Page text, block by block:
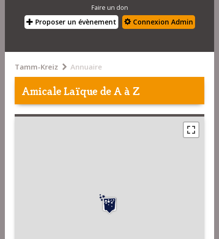
Faire un don
Proposer un évènement Connexion Admin
Tamm-Kreiz Annuaire
Amicale Laïque de A à Z